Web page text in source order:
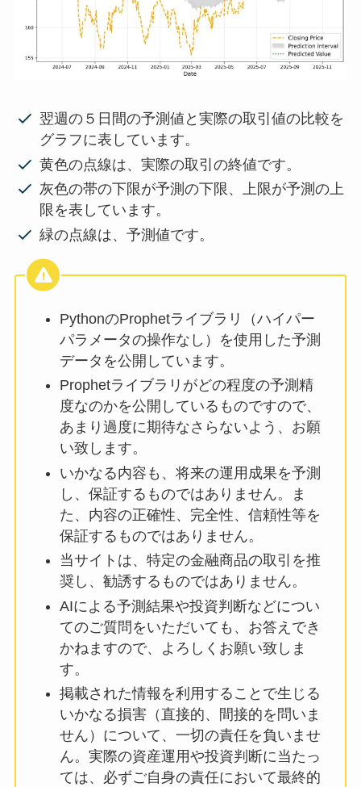
翌週の５日間の予測値と実際の取引値の比較を
グラフに表しています。
黄色の点線は、実際の取引の終値です。
灰色の帯の下限が予測の下限、上限が予測の上
限を表しています。
緑の点線は、予測値です。
PythonのProphetライブラリ（ハイパー
パラメータの操作なし）を使用した予測
データを公開しています。
Prophetライブラリがどの程度の予測精
度なのかを公開しているものですので、
あまり過度に期待なさらないよう、お願
い致します。
いかなる内容も、将来の運用成果を予測
し、保証するものではありません。ま
た、内容の正確性、完全性、信頼性等を
保証するものではありません。
当サイトは、特定の金融商品の取引を推
奨し、勧誘するものではありません。
AIによる予測結果や投資判断などについ
てのご質問をいただいても、お答えでき
かねますので、よろしくお願い致しま
す。
掲載された情報を利用することで生じる
いかなる損害（直接的、間接的を問いま
せん）について、一切の責任を負いませ
ん。実際の資産運用や投資判断に当たっ
ては、必ずご自身の責任において最終的